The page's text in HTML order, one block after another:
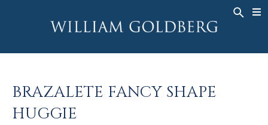
ALTA JOYERÍA
ANILLO PARA HOMBRE
COLLARES
ASHOKA JOYERÍA
ANILLOS
BANDS
HISTORIA
ASHOKA®
BRAZALETE FANCY SHAPE
HUGGIE